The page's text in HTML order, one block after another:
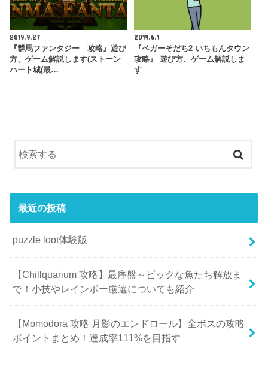
2019.9.27
『群馬ファンタジー 攻略』遊び
方、ゲーム解説します(ストーン
ハート城(最…
2019.6.1
『ベガーそだち2 いちもんタウン
攻略』 遊び方、ゲーム解説しま
す
最近の投稿
puzzle loot体験版
【Chillquarium 攻略】最序盤～ビックな魚たち解放ま
で！小技やレインボー厳選についても紹介
【Momodora 攻略 月影のエンドロール】全ボスの攻略
ポイントまとめ！達成率111%を目指す